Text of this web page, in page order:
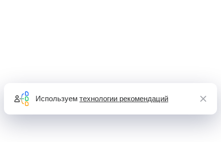
Используем технологии рекомендаций